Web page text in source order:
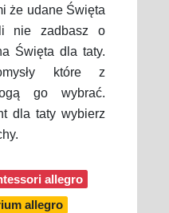
że udane Święta
nie zadbasz o
Święta dla taty.
które z
go wybrać.
dla taty wybierz
allegro
allegro